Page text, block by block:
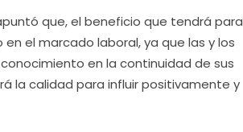
que, el beneficio que tendrá para
el marcado laboral, ya que las y los
en la continuidad de sus
la calidad para influir positivamente y